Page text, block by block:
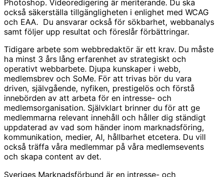
Photoshop. Videoredigering är meriterande. Du ska
också säkerställa tillgängligheten i enlighet med WCAG
och EAA. Du ansvarar också för sökbarhet, webbanalys
samt följer upp resultat och föreslår förbättringar.
Tidigare arbete som webbredaktör är ett krav. Du måste
ha minst 3 års lång erfarenhet av strategiskt och
operativt webbarbete. Djupa kunskaper i webb,
medlemsbrev och SoMe. För att trivas bör du vara
driven, självgående, nyfiken, prestigelös och förstå
innebörden av att arbeta för en intresse- och
medlemsorganisation. Självklart brinner du för att ge
medlemmarna relevant innehåll och håller dig ständigt
uppdaterad av vad som händer inom marknadsföring,
kommunikation, medier, AI, hållbarhet etcetera. Du vill
också träffa våra medlemmar på våra medlemsevents
och skapa content av det.
Sveriges Marknadsförbund är en intresse- och